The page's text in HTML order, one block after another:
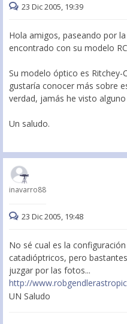
23 Dic 2005, 19:39
Hola amigos, paseando por
encontrado con su modelo
Su modelo óptico es Ritchey-
gustaría conocer más sobre
verdad, jamás he visto
Un saludo.
inavarro88
23 Dic 2005, 19:48
No sé cual es la
catadióptricos, pero
juzgar por las fotos...
http://
UN Saludo